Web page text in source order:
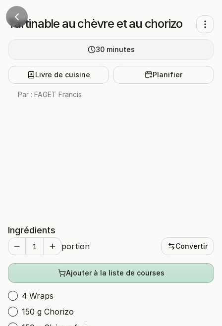
Tartinable au chèvre et au chorizo
30 minutes
Livre de cuisine Planifier
Par : FAGET Francis
Ingrédients
portion Convertir
Ajouter à la liste de courses
4 Wraps
150 g Chorizo